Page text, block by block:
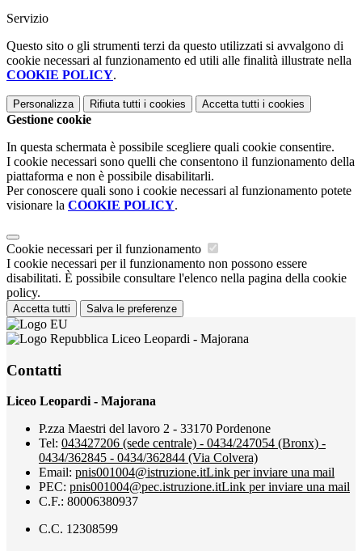
Servizio
Questo sito o gli strumenti terzi da questo utilizzati si avvalgono di
cookie necessari al funzionamento ed utili alle finalità illustrate nella
COOKIE POLICY.
Personalizza Rifiuta tutti i cookies Accetta tutti i cookies
Gestione cookie
In questa schermata è possibile scegliere quali cookie consentire.
I cookie necessari sono quelli che consentono il funzionamento della
piattaforma e non è possibile disabilitarli.
Per conoscere quali sono i cookie necessari al funzionamento potete
visionare la COOKIE POLICY.
Cookie necessari per il funzionamento
I cookie necessari per il funzionamento non possono essere
disabilitati. È possibile consultare l'elenco nella pagina della cookie
policy.
Accetta tutti Salva le preferenze
Liceo Leopardi - Majorana
Contatti
Liceo Leopardi - Majorana
P.zza Maestri del lavoro 2 - 33170 Pordenone
Tel: 043427206 (sede centrale) - 0434/247054 (Bronx) -
0434/362845 - 0434/362844 (Via Colvera)
Email: pnis001004@istruzione.itLink per inviare una mail
PEC: pnis001004@pec.istruzione.itLink per inviare una mail
C.F.: 80006380937
C.C. 12308599